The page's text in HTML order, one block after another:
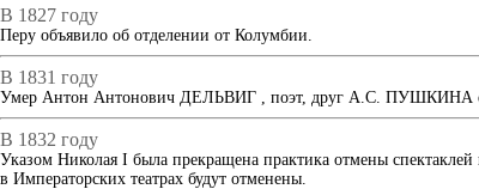
В 1827 году
Перу объявило об отделении от Колумбии.
В 1831 году
Умер Антон Антонович ДЕЛЬВИГ , поэт, друг А.С. ПУШКИНА с
В 1832 году
Указом Николая I была прекращена практика отмены
в Императорских театрах будут отменены.